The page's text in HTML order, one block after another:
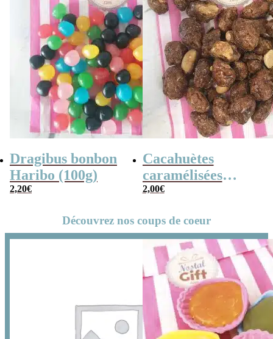
Dragibus bonbon
Haribo (100g)
2,20€
Cacahuètes
caramélisées
(chouchou) – 100g
2,00€
Découvrez nos coups de coeur